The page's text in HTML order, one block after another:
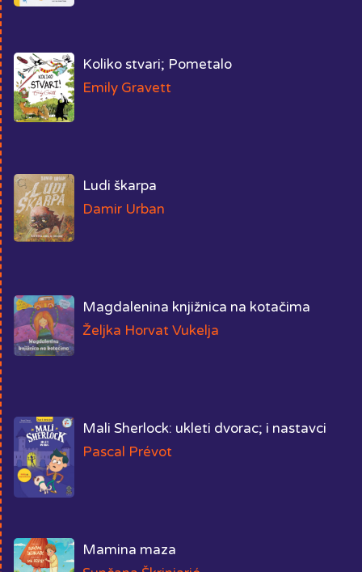
Koliko stvari; Pometalo
Emily Gravett
Ludi škarpa
Damir Urban
Magdalenina knjižnica na kotačima
Željka Horvat Vukelja
Mali Sherlock: ukleti dvorac; i nastavci
Pascal Prévot
Mamina maza